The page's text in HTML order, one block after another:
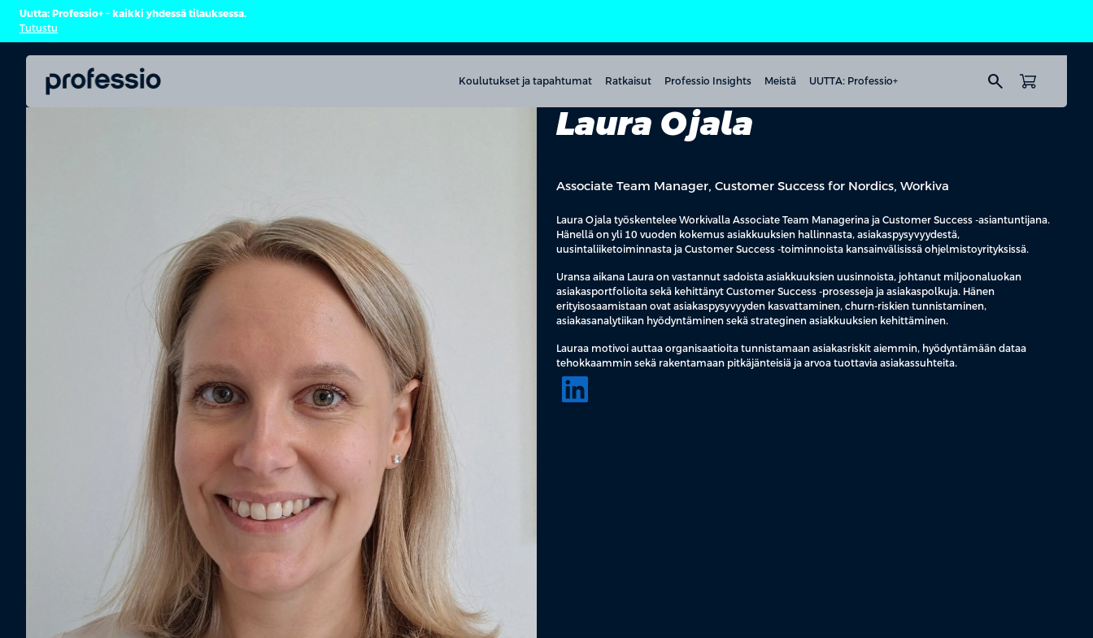
Uutta: Professio+ – kaikki yhdessä tilauksessa.
Tutustu
Koulutukset ja tapahtumat Ratkaisut Professio Insights Meistä UUTTA: Professio+ search
Laura Ojala
Associate Team Manager, Customer Success for Nordics, Workiva
Laura Ojala työskentelee Workivalla Associate Team Managerina ja Customer Success -asiantuntijana.
Hänellä on yli 10 vuoden kokemus asiakkuuksien hallinnasta, asiakaspysyvyydestä,
uusintaliiketoiminnasta ja Customer Success -toiminnoista kansainvälisissä ohjelmistoyrityksissä.
Uransa aikana Laura on vastannut sadoista asiakkuuksien uusinnoista, johtanut miljoonaluokan
asiakasportfolioita sekä kehittänyt Customer Success -prosesseja ja asiakaspolkuja. Hänen
erityisosaamistaan ovat asiakaspysyvyyden kasvattaminen, churn-riskien tunnistaminen,
asiakasanalytiikan hyödyntäminen sekä strateginen asiakkuuksien kehittäminen.
Lauraa motivoi auttaa organisaatioita tunnistamaan asiakasriskit aiemmin, hyödyntämään dataa
tehokkaammin sekä rakentamaan pitkäjänteisiä ja arvoa tuottavia asiakassuhteita.